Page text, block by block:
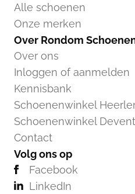
Alle schoenen
Onze merken
Over Rondom
Over ons
Inloggen of aanmelden
Kennisbank
Schoenenwinkel
Schoenenwinkel
Contact
Volg ons op
Facebook
LinkedIn